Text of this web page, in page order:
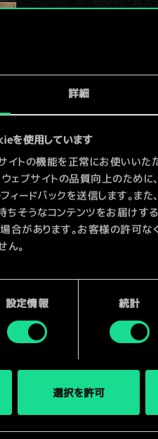
詳細
を使用しています
イトの機能を正常にお使いいた
ェブサイトの品質向上のために
ィードバックを送信します。また
そうなコンテンツをお届けす
合があります。お客様の許可な
ん。
ーマンスの変更点に関する詳
設定情報 統計
選択を許可